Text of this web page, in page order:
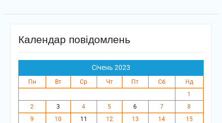
Календар повідомлень
Січень 2023
Пн Вт Ср Чт Пт Сб
Нд
1
2
3 4 5 6 7
8
9
10 11 12 13 14
15